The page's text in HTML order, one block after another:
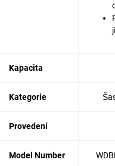
Kapacita
Kategorie
Provedení
Model Number